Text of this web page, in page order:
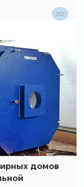
262
домов